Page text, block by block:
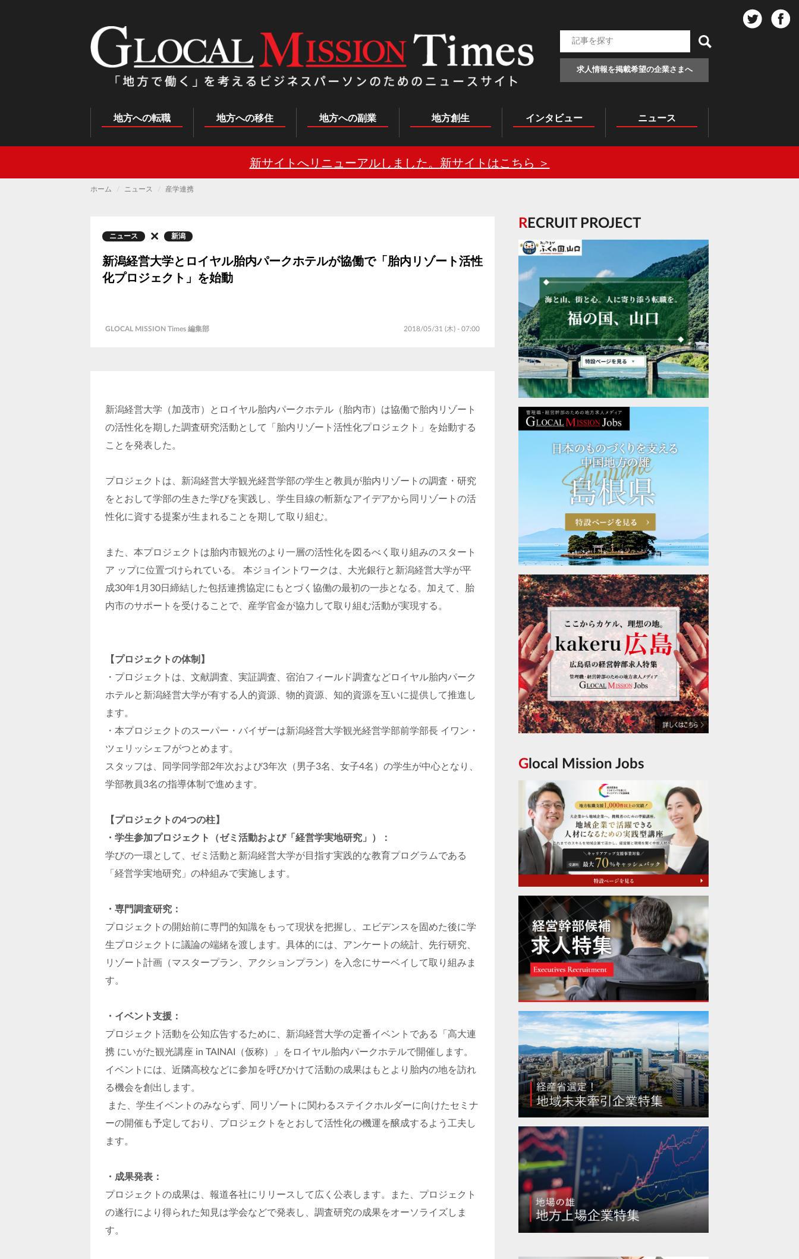
求人情報を掲載希望の企業さまへ
Main
navigation
地方への転職 地方への移住 地方への副業 地方創生 インタビュー ニュース
新サイトへリニューアルしました。新サイトはこちら ＞
ホーム ニュース 産学連携
ニュース 新潟
新潟経営大学とロイヤル胎内パークホテルが協働で「胎内リゾート活性
化プロジェクト」を始動
GLOCAL MISSION Times 編集部 2018/05/31 (木) - 07:00
新潟経営大学（加茂市）とロイヤル胎内パークホテル（胎内市）は協働で胎内リゾート
の活性化を期した調査研究活動として「胎内リゾート活性化プロジェクト」を始動する
ことを発表した。
プロジェクトは、新潟経営大学観光経営学部の学生と教員が胎内リゾートの調査・研究
をとおして学部の生きた学びを実践し、学生目線の斬新なアイデアから同リゾートの活
性化に資する提案が生まれることを期して取り組む。
また、本プロジェクトは胎内市観光のより一層の活性化を図るべく取り組みのスタート
ア ップに位置づけられている。 本ジョイントワークは、大光銀行と新潟経営大学が平
成30年1月30日締結した包括連携協定にもとづく協働の最初の一歩となる。加えて、胎
内市のサポートを受けることで、産学官金が協力して取り組む活動が実現する。
【プロジェクトの体制】
・プロジェクトは、文献調査、実証調査、宿泊フィールド調査などロイヤル胎内パーク
ホテルと新潟経営大学が有する人的資源、物的資源、知的資源を互いに提供して推進し
ます。
・本プロジェクトのスーパー・バイザーは新潟経営大学観光経営学部前学部長 イワン・
ツェリッシェフがつとめます。
スタッフは、同学同学部2年次および3年次（男子3名、女子4名）の学生が中心となり、
学部教員3名の指導体制で進めます。
【プロジェクトの4つの柱】
・学生参加プロジェクト（ゼミ活動および「経営学実地研究」）：
学びの一環として、ゼミ活動と新潟経営大学が目指す実践的な教育プログラムである
「経営学実地研究」の枠組みで実施します。
・専門調査研究：
プロジェクトの開始前に専門的知識をもって現状を把握し、エビデンスを固めた後に学
生プロジェクトに議論の端緒を渡します。具体的には、アンケートの統計、先行研究、
リゾート計画（マスタープラン、アクションプラン）を入念にサーベイして取り組みま
す。
・イベント支援：
プロジェクト活動を公知広告するために、新潟経営大学の定番イベントである「高大連
携 にいがた観光講座 in TAINAI（仮称）」をロイヤル胎内パークホテルで開催します。
イベントには、近隣高校などに参加を呼びかけて活動の成果はもとより胎内の地を訪れ
る機会を創出します。
また、学生イベントのみならず、同リゾートに関わるステイクホルダーに向けたセミナ
ーの開催も予定しており、プロジェクトをとおして活性化の機運を醸成するよう工夫し
ます。
・成果発表：
プロジェクトの成果は、報道各社にリリースして広く公表します。また、プロジェクト
の遂行により得られた知見は学会などで発表し、調査研究の成果をオーソライズしま
す。
RECRUIT PROJECT
Glocal Mission Jobs